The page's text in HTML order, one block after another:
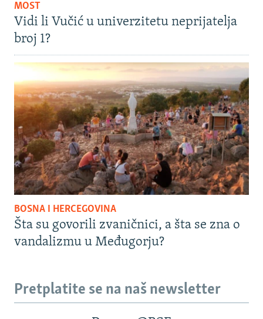
MOST
Vidi li Vučić u univerzitetu neprijatelja
broj 1?
BOSNA I HERCEGOVINA
Šta su govorili zvaničnici, a šta se zna o
vandalizmu u Međugorju?
Pretplatite se na naš newsletter